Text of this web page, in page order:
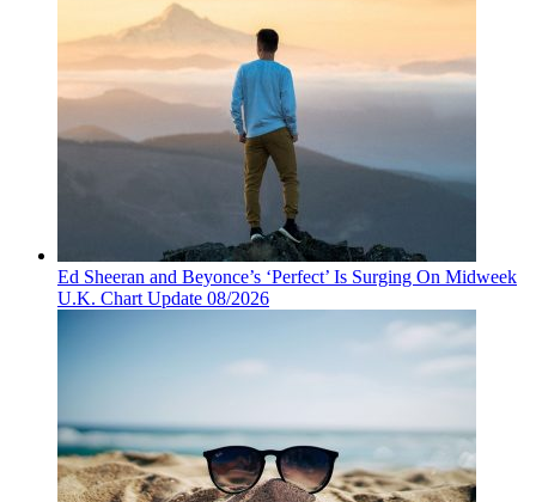
Ed Sheeran and Beyonce’s ‘Perfect’ Is Surging On Midweek
U.K. Chart Update 08/2026